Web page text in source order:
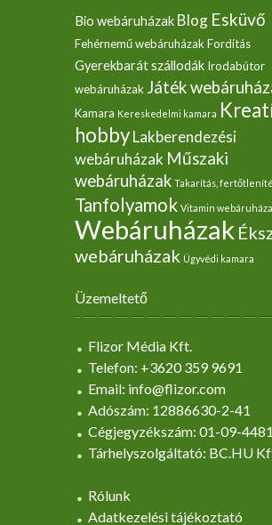
Bio webáruházak Blog Esküvő
Fehérnemű webáruházak Fordítás
Gyerekbarát szállodák Irodabútor
webáruházak Játék
Kamara Kereskedelmi kamara
hobbyLakberendezési
webáruházak Műszaki
webáruházak Takarítás,
Tanfolyamok Vitamin
Webáruházak
webáruházak Ügyvédi kamara
Üzemeltető
Flizor Média Kft.
Telefon: +3620 359 9691
Email: info@flizor.com
Adószám: 12886630-2-41
Cégjegyzékszám: 01-09-
Tárhelyszolgáltató: BC.HU
Rólunk
Adatkezelési tájékoztató